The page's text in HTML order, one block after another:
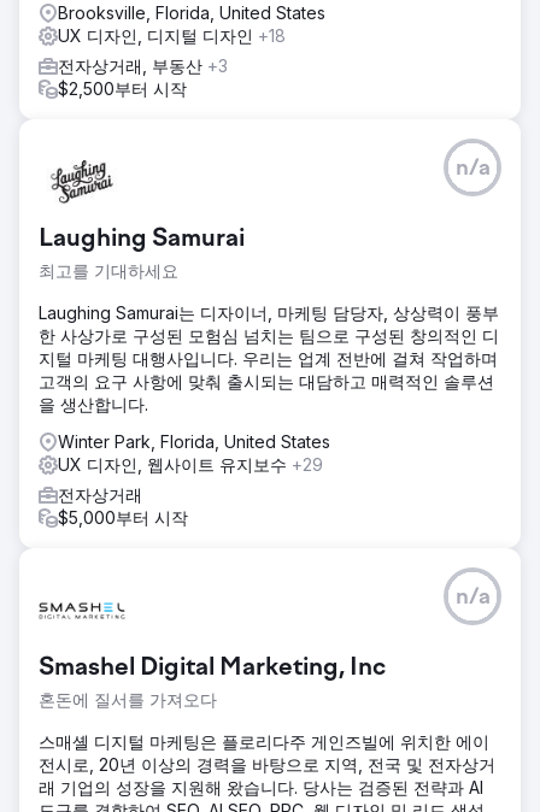
Brooksville, Florida, United States
UX 디자인, 디지털 디자인 +18
전자상거래, 부동산 +3
$2,500부터 시작
Laughing Samurai
최고를 기대하세요
n/a
Laughing Samurai는 디자이너, 마케팅 담당자, 상상력이 풍부
한 사상가로 구성된 모험심 넘치는 팀으로 구성된 창의적인 디
지털 마케팅 대행사입니다. 우리는 업계 전반에 걸쳐 작업하며
고객의 요구 사항에 맞춰 출시되는 대담하고 매력적인 솔루션
을 생산합니다.
Winter Park, Florida, United States
UX 디자인, 웹사이트 유지보수 +29
전자상거래
$5,000부터 시작
Smashel Digital Marketing, Inc
혼돈에 질서를 가져오다
n/a
스매셸 디지털 마케팅은 플로리다주 게인즈빌에 위치한 에이
전시로, 20년 이상의 경력을 바탕으로 지역, 전국 및 전자상거
래 기업의 성장을 지원해 왔습니다. 당사는 검증된 전략과 AI